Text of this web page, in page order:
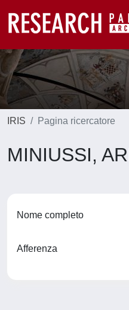
IRIS Pagina ricercatore
MINIUSSI,
Nome completo
Afferenza